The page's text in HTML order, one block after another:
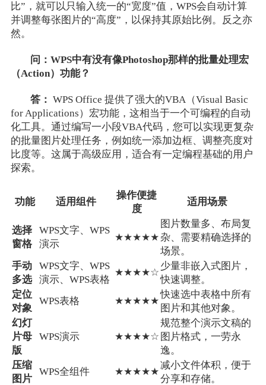
比”，就可以只输入统一的“宽度”值，WPS会自动计算
并调整每张图片的“高度”，以保持其原始比例。反之亦
然。
问：WPS中有没有像Photoshop那样的批量处理宏
（Action）功能？
答： WPS Office 提供了强大的VBA（Visual Basic
for Applications）宏功能，这相当于一个可编程的自动
化工具。通过编写一小段VBA代码，您可以实现更复杂
的批量图片处理任务，例如统一添加边框、调整亮度对
比度等。这属于高级应用，适合有一定编程基础的用户
探索。
功能 适用组件
操作便捷
度
适用场景
选择
窗格
WPS文字、WPS
演示
★★★★★
图片数量多、布局复
杂、需要精确选择的
场景。
手动
多选
WPS文字、WPS
演示、WPS表格
★★★★☆
少量非嵌入式图片，
快速调整。
定位
对象
WPS表格 ★★★★★
快速选中表格中所有
图片和其他对象。
幻灯
片母
版
WPS演示 ★★★★☆
规范整个演示文稿的
图片格式，一劳永
逸。
压缩
图片
WPS全组件 ★★★★★
减小文件体积，便于
分享和存储。